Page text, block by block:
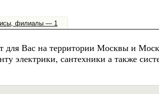
филиалы — 1
Вас на территории Москвы и
электрики, сантехники а также